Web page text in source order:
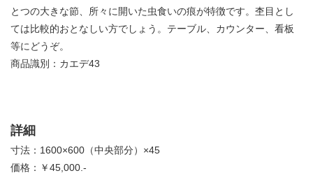
とつの大きな節、所々に開いた虫食いの痕が特徴です。杢目とし
ては比較的おとなしい方でしょう。テーブル、カウンター、看板
等にどうぞ。
商品識別：カエデ43
詳細
寸法：1600×600（中央部分）×45
価格：￥45,000.-